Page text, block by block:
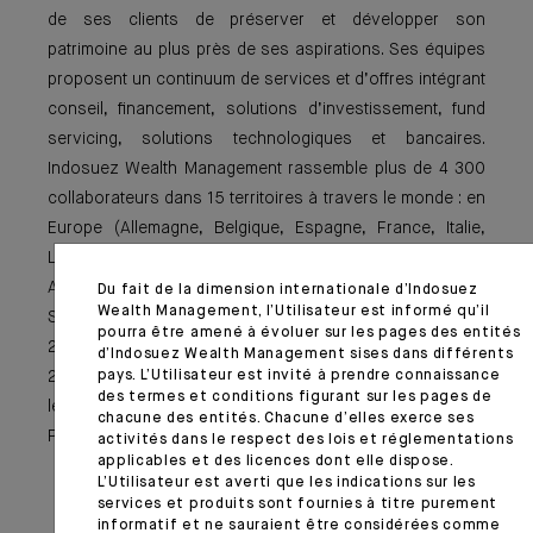
de ses clients de préserver et développer son
patrimoine au plus près de ses aspirations. Ses équipes
proposent un continuum de services et d’offres intégrant
conseil, financement, solutions d’investissement, fund
servicing, solutions technologiques et bancaires.
Indosuez Wealth Management rassemble plus de 4 300
collaborateurs dans 15 territoires à travers le monde : en
Europe (Allemagne, Belgique, Espagne, France, Italie,
Luxembourg, Monaco, Pays-Bas, Portugal et Suisse), en
Asie-Pacifique (Hong Kong RAS, Nouvelle-Calédonie et
Singapour), et au Moyen-Orient (Abu Dhabi, Dubaï). Avec
233 Milliards d’euros d’actifs clients à fin décembre
2025, Indosuez Wealth Management figure parmi les
leaders européens de la gestion de fortune.
Plus d’informations: https://ca-indosuez.com/.
Du fait de la dimension internationale d’Indosuez
Wealth Management, l’Utilisateur est informé qu’il
pourra être amené à évoluer sur les pages des entités
d’Indosuez Wealth Management sises dans différents
pays. L’Utilisateur est invité à prendre connaissance
des termes et conditions figurant sur les pages de
chacune des entités. Chacune d’elles exerce ses
activités dans le respect des lois et réglementations
applicables et des licences dont elle dispose.
L’Utilisateur est averti que les indications sur les
services et produits sont fournies à titre purement
informatif et ne sauraient être considérées comme